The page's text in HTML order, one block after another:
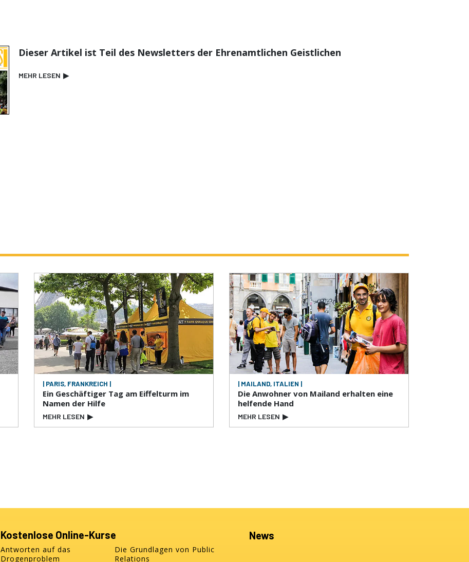
Dieser Artikel ist Teil des Newsletters der Ehrenamtlichen Geistlichen
MEHR LESEN ▶
| PARIS, FRANKREICH |
Ein Geschäftiger Tag am Eiffelturm im
Namen der Hilfe
MEHR LESEN ▶
| MAILAND, ITALIEN |
Die Anwohner von Mailand erhalten eine
helfende Hand
MEHR LESEN ▶
Kostenlose Online-Kurse
Antworten auf das
Drogenproblem
Die Grundlagen von Public
Relations
News